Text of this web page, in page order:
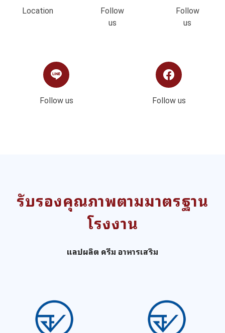
Location
Follow
us
Follow
us
Follow us Follow us
รับรองคุณภาพตามมาตรฐาน
โรงงาน
แลปผลิต ครีม อาหารเสริม